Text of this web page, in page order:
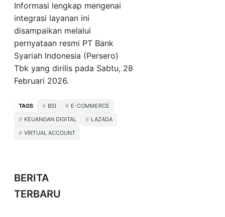
Informasi lengkap mengenai
integrasi layanan ini
disampaikan melalui
pernyataan resmi PT Bank
Syariah Indonesia (Persero)
Tbk yang dirilis pada Sabtu, 28
Februari 2026.
TAGS BSI
E-COMMERCE
KEUANGAN DIGITAL
LAZADA
VIRTUAL ACCOUNT
BERITA
TERBARU